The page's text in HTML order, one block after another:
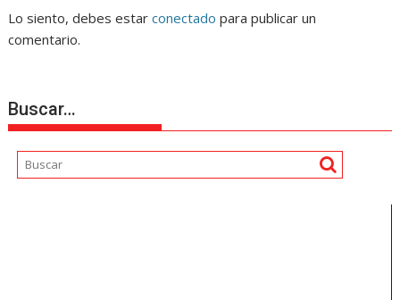
Lo siento, debes estarconectado para publicar un
comentario.
Buscar…